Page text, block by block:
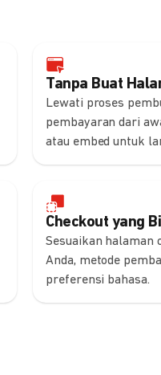
Tanpa Buat
Lewati proses
pembayaran dari
atau embed untuk
Checkout yang
Sesuaikan halaman
Anda, metode
preferensi bahasa.